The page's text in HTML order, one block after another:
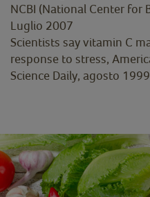
NCBI (National Center
Luglio 2007
Scientists say vitamin C
response to stress,
Science Daily, agosto